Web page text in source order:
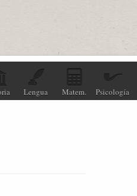
Lengua Matem. Psicología